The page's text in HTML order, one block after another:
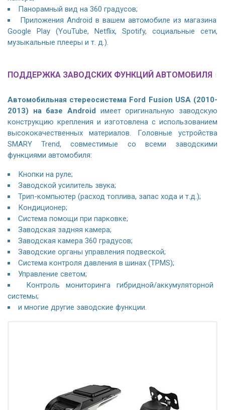
Панорамный вид на 360 градусов;
Приложения Android в вашем автомобиле из магазина
Google Play (YouTube, Netflix, Spotify, социальные сети,
музыкальные плееры и т. д.).
ПОДДЕРЖКА ЗАВОДСКИХ ФУНКЦИЙ АВТОМОБИЛЯ
Автомобильная стереосистема Ford Fusion USA (2010-
2013) на базе Android имеет оригинальную заводскую
конструкцию крепления и изготовлена с использованием
высококачественных материалов. Головные устройства
SMARY Trend, совместимые со всеми заводскими
функциями автомобиля:
Кнопки на руле;
Заводской усилитель звука;
Трип-компьютер (расход топлива, запас хода и т.д.);
Кондиционер;
Система помощи при парковке;
Заводская задняя камера;
Заводская камера 360 градусов;
Заводские органы управления подвеской;
Система контроля давления в шинах (TPMS);
Управление светом;
Контроль мониторинга гибридной/аккумуляторной
системы;
и многие другие заводские функции.